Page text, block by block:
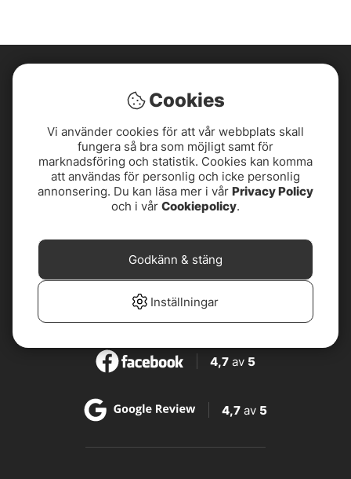
4,8
4,7 av 5
4,7 av 5
Cookies
Vi använder cookies för att vår webbplats skall
fungera så bra som möjligt samt för
marknadsföring och statistik. Cookies kan komma
att användas för personlig och icke personlig
annonsering. Du kan läsa mer i vår Privacy Policy
och i vår Cookiepolicy.
Inställningar
Godkänn & stäng